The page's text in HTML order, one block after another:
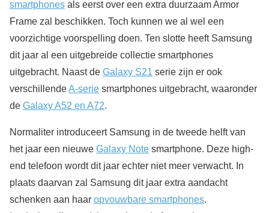
smartphones als eerst over een extra duurzaam Armor
Frame zal beschikken. Toch kunnen we al wel een
voorzichtige voorspelling doen. Ten slotte heeft Samsung
dit jaar al een uitgebreide collectie smartphones
uitgebracht. Naast de Galaxy S21 serie zijn er ook
verschillendeA-serie smartphones uitgebracht, waaronder
de Galaxy A52 en A72.
Normaliter introduceert Samsung in de tweede helft van
het jaar een nieuwe Galaxy Note smartphone. Deze high-
end telefoon wordt dit jaar echter niet meer verwacht. In
plaats daarvan zal Samsung dit jaar extra aandacht
schenken aan haar opvouwbare smartphones.